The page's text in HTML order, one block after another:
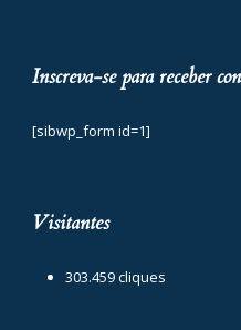
Inscreva-se para receber
[sibwp_form id=1]
Visitantes
303.459 cliques